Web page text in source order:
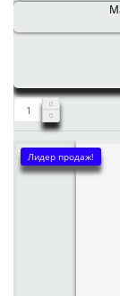
Лидер продаж!